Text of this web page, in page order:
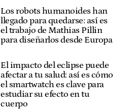
Los robots humanoides han
llegado para quedarse: así es
el trabajo de Mathias Pillin
para diseñarlos desde Europa
El impacto del eclipse puede
afectar a tu salud: así es cómo
el smartwatch es clave para
estudiar su efecto en tu
cuerpo